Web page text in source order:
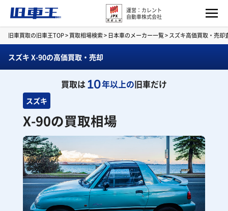
運営：カレント
自動車株式会社
旧車買取の旧車王TOP>買取相場検索> 日本車のメーカー一覧> スズキ高価買取・売却
スズキ X-90の高価買取・売却
買取は10年以上の旧車だけ
スズキ
X-90の買取相場